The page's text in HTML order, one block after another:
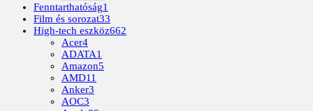
Fenntarthatóság1
Film és sorozat33
High-tech eszköz662
Acer4
ADATA1
Amazon5
AMD11
Anker3
AOC3